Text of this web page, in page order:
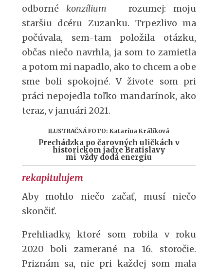
odborné konzílium – rozumej: moju
staršiu dcéru Zuzanku. Trpezlivo ma
počúvala, sem-tam položila otázku,
občas niečo navrhla, ja som to zamietla
a potom mi napadlo, ako to chcem a obe
sme boli spokojné. V živote som pri
práci nepojedla toľko mandarínok, ako
teraz, v januári 2021.
ILUSTRAČNÁ FOTO: Katarína Králiková
Prechádzka po čarovných uličkách v
historickom jadre Bratislavy
mi vždy dodá energiu
rekapitulujem
Aby mohlo niečo začať, musí niečo
skončiť.
Prehliadky, ktoré som robila v roku
2020 boli zamerané na 16. storočie.
Priznám sa, nie pri každej som mala